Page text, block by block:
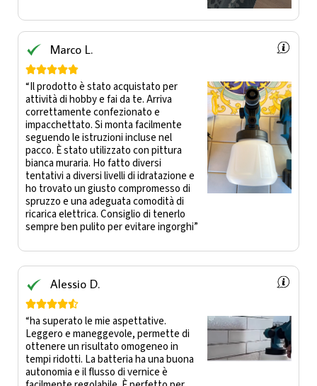
Marco L.

“Il prodotto è stato acquistato per
attività di hobby e fai da te. Arriva
correttamente confezionato e
impacchettato. Si monta facilmente
seguendo le istruzioni incluse nel
pacco. È stato utilizzato con pittura
bianca muraria. Ho fatto diversi
tentativi a diversi livelli di idratazione e
ho trovato un giusto compromesso di
spruzzo e una adeguata comodità di
ricarica elettrica. Consiglio di tenerlo
sempre ben pulito per evitare ingorghi”
Alessio D.

“ha superato le mie aspettative.
Leggero e maneggevole, permette di
ottenere un risultato omogeneo in
tempi ridotti. La batteria ha una buona
autonomia e il flusso di vernice è